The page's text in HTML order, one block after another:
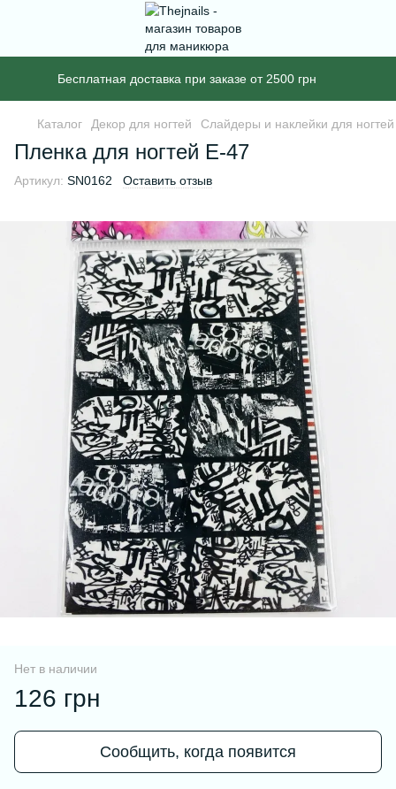
Бесплатная доставка при заказе от 2500 грн
Каталог Декор для ногтей Слайдеры и наклейки для ногтей
Пленка для ногтей E-47
Артикул: SN0162 Оставить отзыв
Нет в наличии
126 грн
Сообщить, когда появится